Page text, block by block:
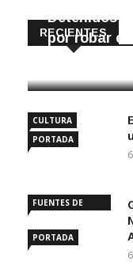
RECIENTES
Detenidos
por robar
CULTURA
PORTADA
FUENTES DE
PORTADA